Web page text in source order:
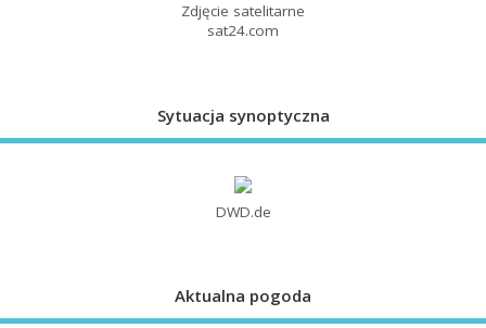
Zdjęcie satelitarne
sat24.com
Sytuacja synoptyczna
DWD.de
Aktualna pogoda